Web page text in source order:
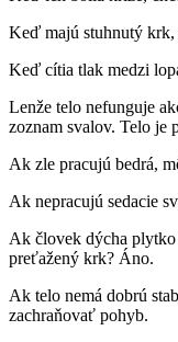
Keď majú stuhnutý krk,
Keď cítia tlak medzi
Lenže telo nefunguje
zoznam svalov. Telo je
Ak zle pracujú bedrá,
Ak nepracujú sedacie
Ak človek dýcha plytko
preťažený krk? Áno.
Ak telo nemá dobrú
zachraňovať pohyb.